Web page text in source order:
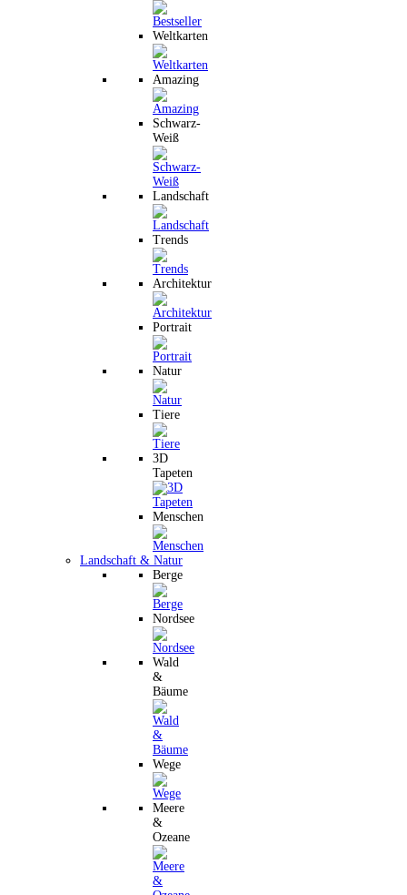
Weltkarten
Amazing
Schwarz-
Weiß
Landschaft
Trends
Architektur
Portrait
Natur
Tiere
3D
Tapeten
Menschen
Landschaft & Natur
Berge
Nordsee
Wald
&
Bäume
Wege
Meere
&
Ozeane